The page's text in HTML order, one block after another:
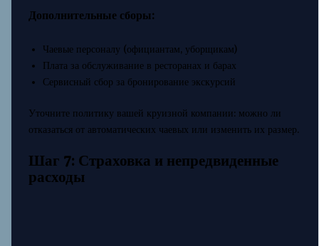
Дополнительные сборы:
Чаевые персоналу (официантам, уборщикам)
Плата за обслуживание в ресторанах и барах
Сервисный сбор за бронирование экскурсий
Уточните политику вашей круизной компании: можно ли
отказаться от автоматических чаевых или изменить их размер.
Шаг 7: Страховка и непредвиденные
расходы